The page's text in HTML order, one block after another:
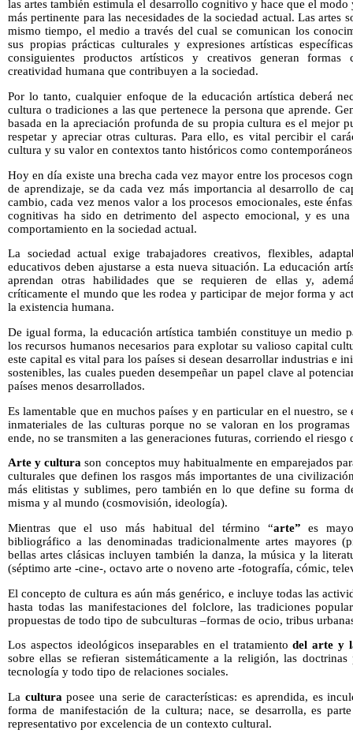
las artes también estimula el desarrollo cognitivo y hace que el
más pertinente para las necesidades de la sociedad actual. Las artes
mismo tiempo, el medio a través del cual se comunican los
sus propias prácticas culturales y expresiones artísticas
consiguientes productos artísticos y creativos generan formas
creatividad humana que contribuyen a la sociedad.
Por lo tanto, cualquier enfoque de la educación artística deberá
cultura o tradiciones a las que pertenece la persona que aprende.
basada en la apreciación profunda de su propia cultura es el mejor
respetar y apreciar otras culturas. Para ello, es vital percibir el
cultura y su valor en contextos tanto históricos como
Hoy en día existe una brecha cada vez mayor entre los procesos
de aprendizaje, se da cada vez más importancia al desarrollo de
cambio, cada vez menos valor a los procesos emocionales, este
cognitivas ha sido en detrimento del aspecto emocional, y es
comportamiento en la sociedad actual.
La sociedad actual exige trabajadores creativos, flexibles,
educativos deben ajustarse a esta nueva situación. La educación
aprendan otras habilidades que se requieren de ellas y,
críticamente el mundo que les rodea y participar de mejor forma y
la existencia humana.
De igual forma, la educación artística también constituye un medio
los recursos humanos necesarios para explotar su valioso capital
este capital es vital para los países si desean desarrollar industrias e
sostenibles, las cuales pueden desempeñar un papel clave al
países menos desarrollados.
Es lamentable que en muchos países y en particular en el nuestro, se
inmateriales de las culturas porque no se valoran en los
ende, no se transmiten a las generaciones futuras, corriendo el
Arte y cultura son conceptos muy habitualmente en emparejados
culturales que definen los rasgos más importantes de una
más elitistas y sublimes, pero también en lo que define su forma
misma y al mundo (cosmovisión, ideología).
Mientras que el uso más habitual del término “arte” es
bibliográfico a las denominadas tradicionalmente artes mayores
bellas artes clásicas incluyen también la danza, la música y la
(séptimo arte -cine-, octavo arte o noveno arte -fotografía, cómic,
El concepto de cultura es aún más genérico, e incluye todas las
hasta todas las manifestaciones del folclore, las tradiciones
propuestas de todo tipo de subculturas –formas de ocio, tribus
Los aspectos ideológicos inseparables en el tratamientodel arte y
sobre ellas se refieran sistemáticamente a la religión, las
tecnología y todo tipo de relaciones sociales.
La cultura posee una serie de características: es aprendida, es
forma de manifestación de la cultura; nace, se desarrolla, es
representativo por excelencia de un contexto cultural.